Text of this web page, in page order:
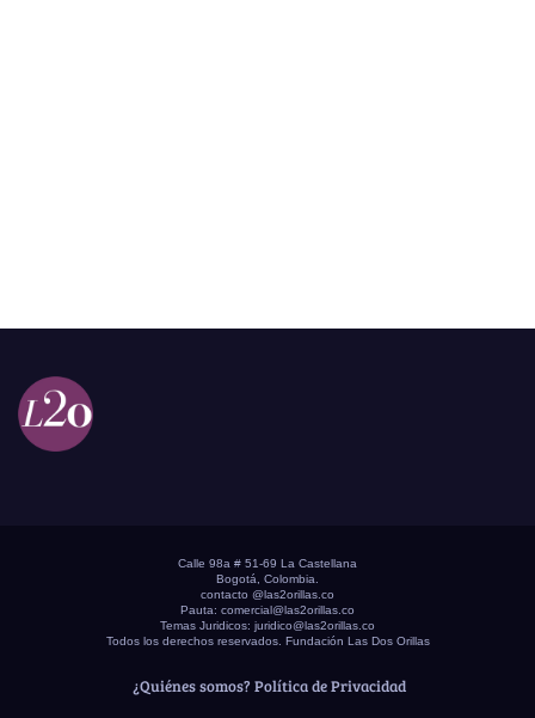
Calle 98a # 51-69 La Castellana
Bogotá, Colombia.
contacto @las2orillas.co
Pauta: comercial@las2orillas.co
Temas Juridicos: juridico@las2orillas.co
Todos los derechos reservados. Fundación Las Dos Orillas
¿Quiénes somos? Política de Privacidad